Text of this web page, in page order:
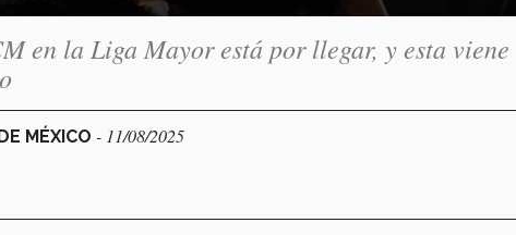
en la Liga Mayor está por llegar, y esta viene
MÉXICO - 11/08/2025